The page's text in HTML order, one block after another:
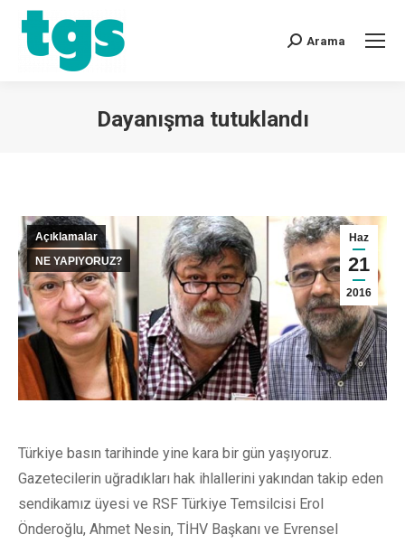
Arama
Dayanışma tutuklandı
Haz
21
2016
Açıklamalar
NE YAPIYORUZ?
Türkiye basın tarihinde yine kara bir gün yaşıyoruz.
Gazetecilerin uğradıkları hak ihlallerini yakından takip eden
sendikamız üyesi ve RSF Türkiye Temsilcisi Erol
Önderoğlu, Ahmet Nesin, TİHV Başkanı ve Evrensel